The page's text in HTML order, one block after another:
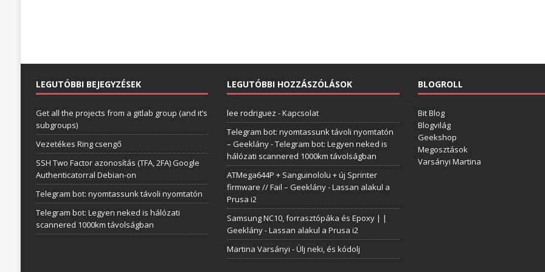
LEGUTÓBBI BEJEGYZÉSEK
Get all the projects from a gitlab group (and it’s
subgroups)
Vezetékes Ring csengő
SSH Two Factor azonosítás (TFA, 2FA) Google
Authenticatorral Debian-on
Telegram bot: nyomtassunk távoli nyomtatón
Telegram bot: Legyen neked is hálózati
scannered 1000km távolságban
LEGUTÓBBI HOZZÁSZÓLÁSOK
lee rodriguez -Kapcsolat
Telegram bot: nyomtassunk távoli nyomtatón
– Geeklány-Telegram bot: Legyen neked is
hálózati scannered 1000km távolságban
ATMega644P + Sanguinololu + új Sprinter
firmware // Fail – Geeklány-Lassan alakul a
Prusa i2
Samsung NC10, forrasztópáka és Epoxy | |
Geeklány-Lassan alakul a Prusa i2
Martina Varsányi -Ülj neki, és kódolj
BLOGROLL
Bit Blog
Blogvilág
Geekshop
Megosztások
Varsányi Martina